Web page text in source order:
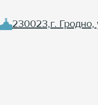
230023,г.